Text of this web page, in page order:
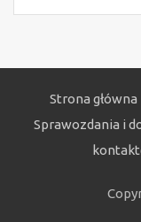
Strona główna
Sprawozdania i